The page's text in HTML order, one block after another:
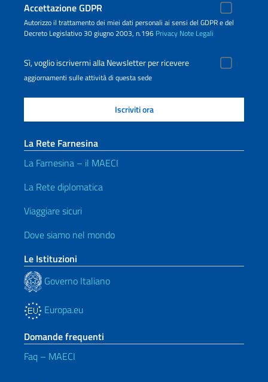
Accettazione GDPR
Autorizzo il trattamento dei miei dati personali ai sensi del GDPR e del
Decreto Legislativo 30 giugno 2003, n.196 Privacy Note Legali
Sì, voglio iscrivermi alla Newsletter per ricevere
aggiornamenti sulle attività di questa sede
La Rete Farnesina
La Farnesina – il MAECI
La Rete diplomatica
Viaggiare sicuri
Dove siamo nel mondo
Le Istituzioni
Governo Italiano
Europa.eu
Domande frequenti
Faq – MAECI